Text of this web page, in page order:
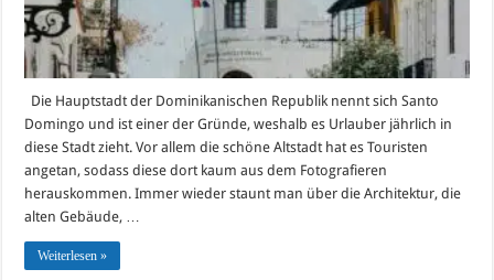
Die Hauptstadt der Dominikanischen Republik nennt sich Santo
Domingo und ist einer der Gründe, weshalb es Urlauber jährlich in
diese Stadt zieht. Vor allem die schöne Altstadt hat es Touristen
angetan, sodass diese dort kaum aus dem Fotografieren
herauskommen. Immer wieder staunt man über die Architektur, die
alten Gebäude, …
Weiterlesen »